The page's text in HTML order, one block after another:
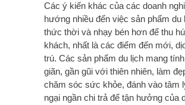
Các ý kiến khác của các doanh
hướng nhiều đến việc sản phẩm du
thức thời và nhạy bén hơn để thu
khách, nhất là các điểm đến mới,
trú. Các sản phẩm du lịch mang
giãn, gần gũi với thiên nhiên, làm
chăm sóc sức khỏe, đánh vào tâm
ngại ngần chi trả để tận hưởng của